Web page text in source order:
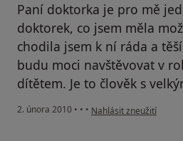
Paní doktorka je pro mě
doktorek, co jsem měla
chodila jsem k ní ráda a
budu moci navštěvovat v
dítětem. Je to člověk s
2. února 2010 • • • podle názoru uživatele
Nahlásit zneužití